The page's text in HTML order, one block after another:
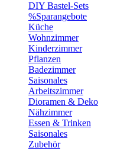
DIY Bastel-Sets
%Sparangebote
Küche
Wohnzimmer
Kinderzimmer
Pflanzen
Badezimmer
Saisonales
Arbeitszimmer
Dioramen & Deko
Nähzimmer
Essen & Trinken
Saisonales
Zubehör